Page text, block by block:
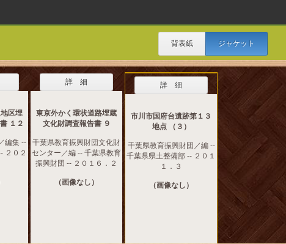
背表紙 ジャケット
区埋
１２
編集 --
２０２
詳 細
東京外かく環状道路埋蔵
文化財調査報告書 ９
千葉県教育振興財団文化財
センター／編 -- 千葉県教育
振興財団 -- ２０１６．２
（画像なし）
詳 細
市川市国府台遺跡第１３
地点 （３）
千葉県教育振興財団／編 --
千葉県県土整備部 -- ２０１
１．３
（画像なし）